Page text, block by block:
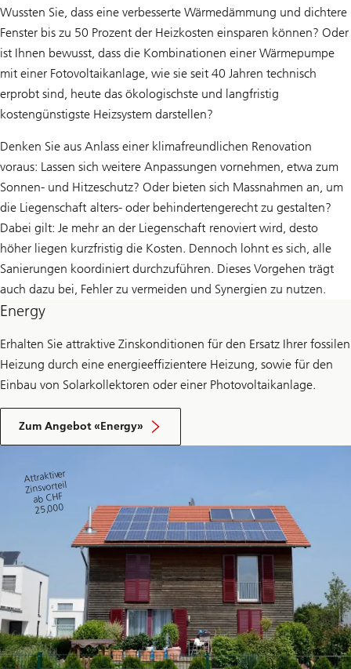
Wussten Sie, dass eine verbesserte Wärmedämmung und dichtere
Fenster bis zu 50 Prozent der Heizkosten einsparen können? Oder
ist Ihnen bewusst, dass die Kombinationen einer Wärmepumpe
mit einer Fotovoltaikanlage, wie sie seit 40 Jahren technisch
erprobt sind, heute das ökologischste und langfristig
kostengünstigste Heizsystem darstellen?
Denken Sie aus Anlass einer klimafreundlichen Renovation
voraus: Lassen sich weitere Anpassungen vornehmen, etwa zum
Sonnen- und Hitzeschutz? Oder bieten sich Massnahmen an, um
die Liegenschaft alters- oder behindertengerecht zu gestalten?
Dabei gilt: Je mehr an der Liegenschaft renoviert wird, desto
höher liegen kurzfristig die Kosten. Dennoch lohnt es sich, alle
Sanierungen koordiniert durchzuführen. Dieses Vorgehen trägt
auch dazu bei, Fehler zu vermeiden und Synergien zu nutzen.
Energy
Erhalten Sie attraktive Zinskonditionen für den Ersatz Ihrer fossilen
Heizung durch eine energieeffizientere Heizung, sowie für den
Einbau von Solarkollektoren oder einer Photovoltaikanlage.
Zum Angebot «Energy»
Attraktiver
Zinsvorteil
ab CHF
25,000